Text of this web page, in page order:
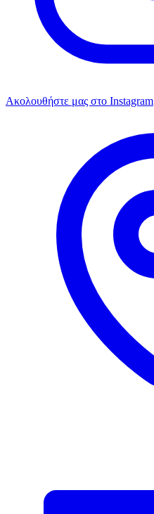
Ακολουθήστε μας στο Instagram